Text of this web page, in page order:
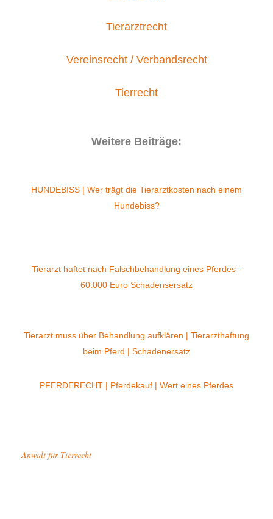
Tierarztrecht
Vereinsrecht / Verbandsrecht
Tierrecht
Weitere Beiträge:
HUNDEBISS | Wer trägt die Tierarztkosten nach einem
Hundebiss?
Tierarzt haftet nach Falschbehandlung eines Pferdes -
60.000 Euro Schadensersatz
Tierarzt muss über Behandlung aufklären | Tierarzthaftung
beim Pferd | Schadenersatz
PFERDERECHT | Pferdekauf | Wert eines Pferdes
Anwalt für Tierrecht